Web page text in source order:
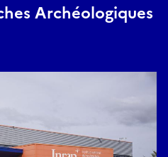
Archéologiques